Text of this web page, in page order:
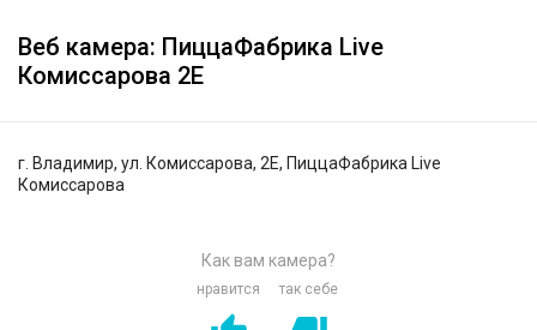
Веб камера: ПиццаФабрика Live
Комиссарова 2Е
г. Владимир, ул. Комиссарова, 2Е, ПиццаФабрика Live
Комиссарова
Как вам камера?
нравится так себе